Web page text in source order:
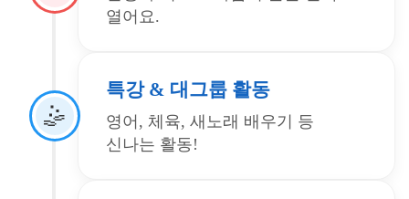
열어요.
🤹
특강 & 대그룹 활동
영어, 체육, 새노래 배우기 등
신나는 활동!